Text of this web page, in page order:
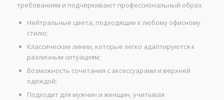
требованиям и подчеркивают профессиональный образ.
Нейтральные цвета, подходящие к любому офисному
стилю;
Классические линии, которые легко адаптируются к
различным ситуациям;
Возможность сочетания с аксессуарами и верхней
одеждой;
Подходит для мужчин и женщин, учитывая